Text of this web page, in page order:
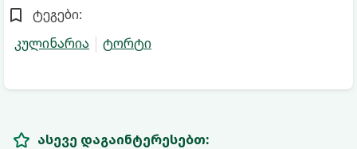
ტეგები:
კულინარია
ტორტი
ასევე დაგაინტერესებთ: